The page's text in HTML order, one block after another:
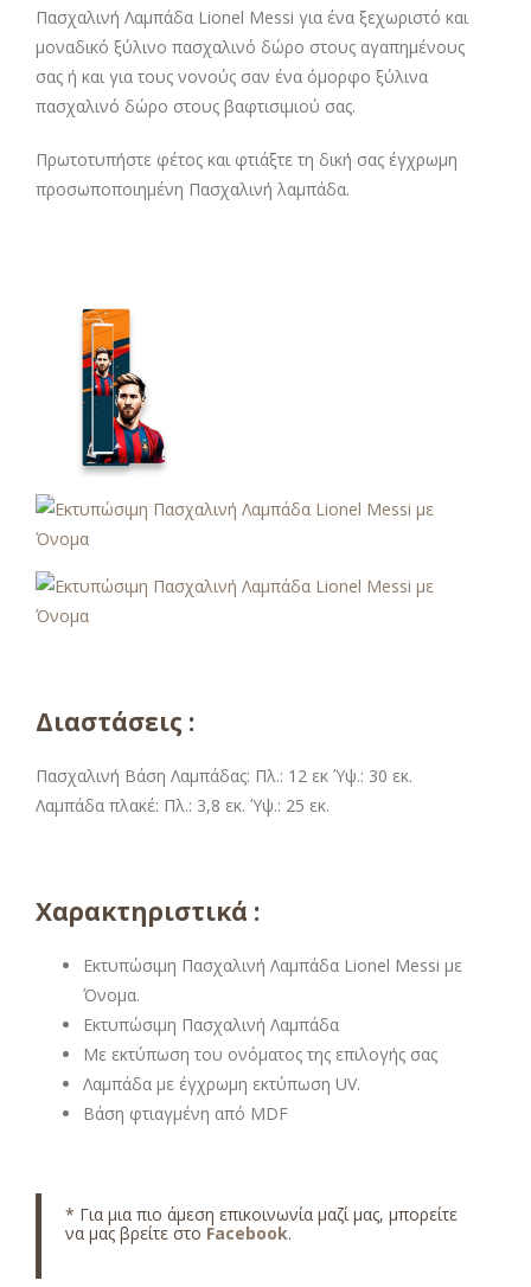
Πασχαλινή Λαμπάδα Lionel Messi για ένα ξεχωριστό και
μοναδικό ξύλινο πασχαλινό δώρο στους αγαπημένους
σας ή και για τους νονούς σαν ένα όμορφο ξύλινα
πασχαλινό δώρο στους βαφτισιμιού σας.
Πρωτοτυπήστε φέτος και φτιάξτε τη δική σας έγχρωμη
προσωποποιημένη Πασχαλινή λαμπάδα.
Διαστάσεις :
Πασχαλινή Βάση Λαμπάδας: Πλ.: 12 εκ Ύψ.: 30 εκ.
Λαμπάδα πλακέ: Πλ.: 3,8 εκ. Ύψ.: 25 εκ.
Χαρακτηριστικά :
Εκτυπώσιμη Πασχαλινή Λαμπάδα Lionel Messi με
Όνομα.
Εκτυπώσιμη Πασχαλινή Λαμπάδα
Με εκτύπωση του ονόματος της επιλογής σας
Λαμπάδα με έγχρωμη εκτύπωση UV.
Βάση φτιαγμένη από MDF
* Για μια πιο άμεση επικοινωνία μαζί μας, μπορείτε
να μας βρείτε στο Facebook.